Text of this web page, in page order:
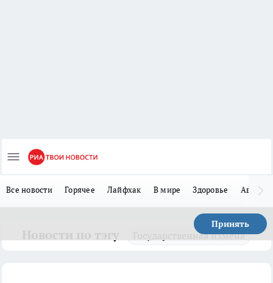
Все новости Горячее Лайфхак В мире Здоровье Авто
Принять
Государственная измена